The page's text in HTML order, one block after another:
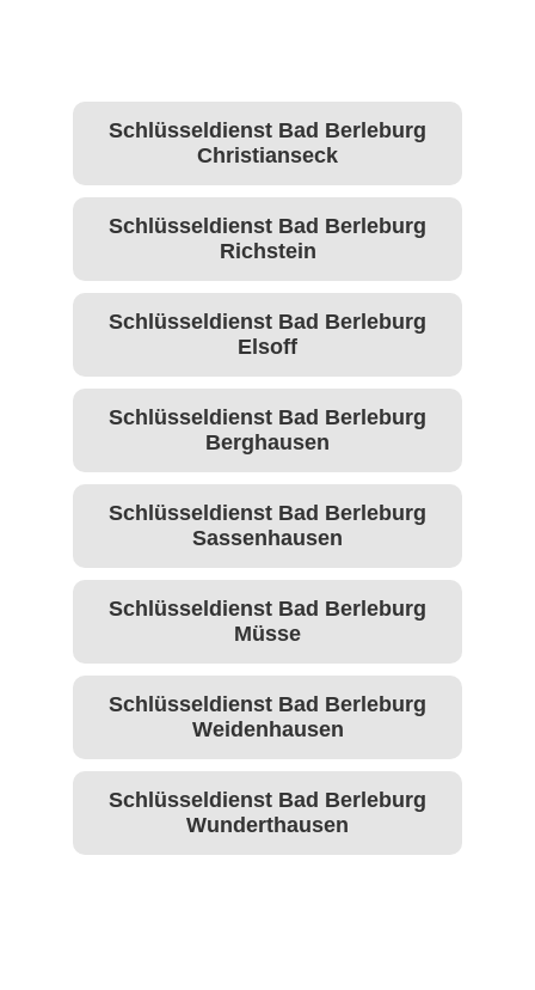
Schlüsseldienst Bad Berleburg
Christianseck
Schlüsseldienst Bad Berleburg
Richstein
Schlüsseldienst Bad Berleburg
Elsoff
Schlüsseldienst Bad Berleburg
Berghausen
Schlüsseldienst Bad Berleburg
Sassenhausen
Schlüsseldienst Bad Berleburg
Müsse
Schlüsseldienst Bad Berleburg
Weidenhausen
Schlüsseldienst Bad Berleburg
Wunderthausen